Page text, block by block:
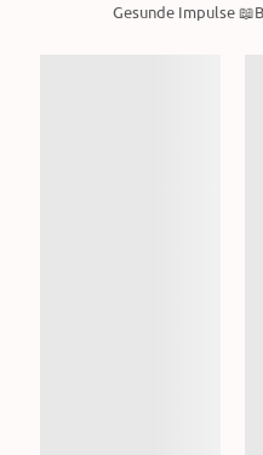
Gesunde Impulse